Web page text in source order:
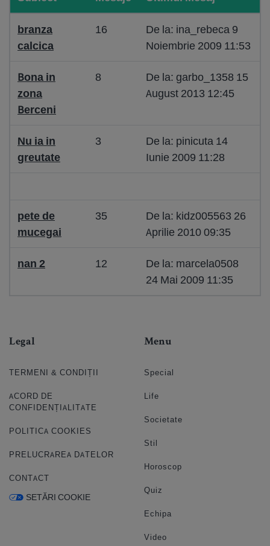
branza
calcica
16
De la: ina_rebeca 9
Noiembrie 2009 11:53
Bona in
zona
Berceni
8
De la: garbo_1358 15
August 2013 12:45
Nu ia in
greutate
3
De la: pinicuta 14
Iunie 2009 11:28
pete de
mucegai
35
De la: kidz005563 26
Aprilie 2010 09:35
nan 2 12
De la: marcela0508
24 Mai 2009 11:35
Legal
TERMENI & CONDIȚII
ACORD DE
CONFIDENȚIALITATE
POLITICA COOKIES
PRELUCRAREA DATELOR
CONTACT
SETĂRI COOKIE
Menu
Special
Life
Societate
Stil
Horoscop
Quiz
Echipa
Video